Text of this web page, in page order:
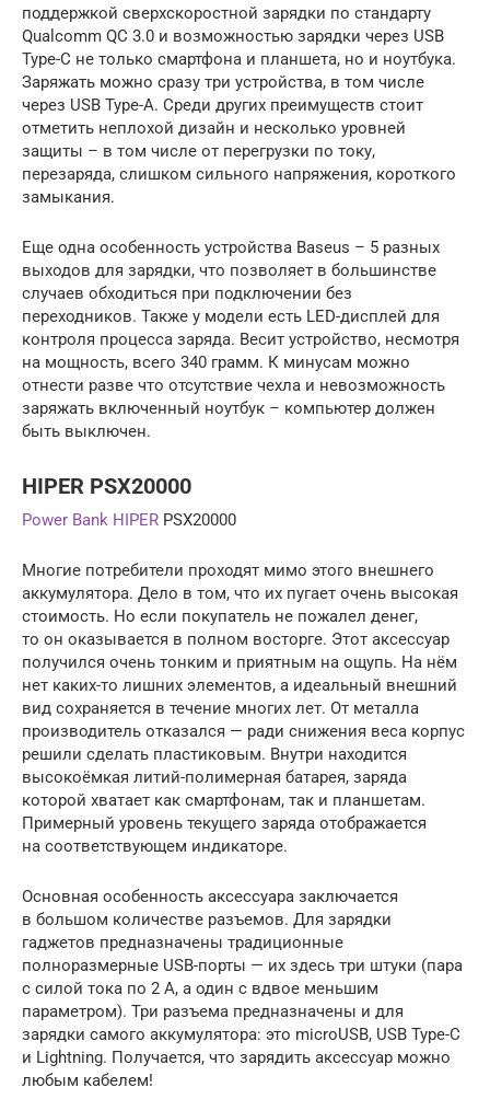
поддержкой сверхскоростной зарядки по стандарту
Qualcomm QC 3.0 и возможностью зарядки через USB
Type-C не только смартфона и планшета, но и ноутбука.
Заряжать можно сразу три устройства, в том числе
через USB Type-A. Среди других преимуществ стоит
отметить неплохой дизайн и несколько уровней
защиты – в том числе от перегрузки по току,
перезаряда, слишком сильного напряжения, короткого
замыкания.
Еще одна особенность устройства Baseus – 5 разных
выходов для зарядки, что позволяет в большинстве
случаев обходиться при подключении без
переходников. Также у модели есть LED-дисплей для
контроля процесса заряда. Весит устройство, несмотря
на мощность, всего 340 грамм. К минусам можно
отнести разве что отсутствие чехла и невозможность
заряжать включенный ноутбук – компьютер должен
быть выключен.
HIPER PSX20000
Power Bank HIPER PSX20000
Многие потребители проходят мимо этого внешнего
аккумулятора. Дело в том, что их пугает очень высокая
стоимость. Но если покупатель не пожалел денег,
то он оказывается в полном восторге. Этот аксессуар
получился очень тонким и приятным на ощупь. На нём
нет каких-то лишних элементов, а идеальный внешний
вид сохраняется в течение многих лет. От металла
производитель отказался — ради снижения веса корпус
решили сделать пластиковым. Внутри находится
высокоёмкая литий-полимерная батарея, заряда
которой хватает как смартфонам, так и планшетам.
Примерный уровень текущего заряда отображается
на соответствующем индикаторе.
Основная особенность аксессуара заключается
в большом количестве разъемов. Для зарядки
гаджетов предназначены традиционные
полноразмерные USB-порты — их здесь три штуки (пара
с силой тока по 2 А, а один с вдвое меньшим
параметром). Три разъема предназначены и для
зарядки самого аккумулятора: это microUSB, USB Type-C
и Lightning. Получается, что зарядить аксессуар можно
любым кабелем!